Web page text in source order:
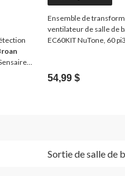
Ensemble de
ventilateur de salle de
EC60KIT NuTone, 60
54,99 $
Sortie de salle de